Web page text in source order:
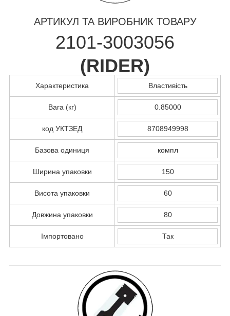
АРТИКУЛ ТА ВИРОБНИК ТОВАРУ
2101-3003056
(RIDER)
Характеристика Властивість
Вага (кг) 0.85000
код УКТЗЕД 8708949998
Базова одиниця компл
Ширина упаковки 150
Висота упаковки 60
Довжина упаковки 80
Імпортовано Так